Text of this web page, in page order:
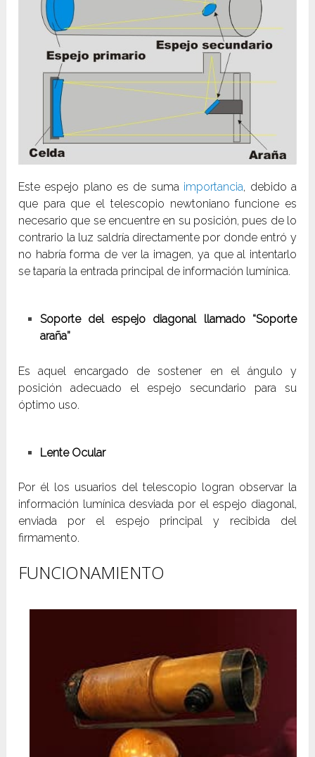
Este espejo plano es de suma importancia, debido a
que para que el telescopio newtoniano funcione es
necesario que se encuentre en su posición, pues de lo
contrario la luz saldría directamente por donde entró y
no habría forma de ver la imagen, ya que al intentarlo
se taparía la entrada principal de información lumínica.
Soporte del espejo diagonal llamado “Soporte
araña”
Es aquel encargado de sostener en el ángulo y
posición adecuado el espejo secundario para su
óptimo uso.
Lente Ocular
Por él los usuarios del telescopio logran observar la
información lumínica desviada por el espejo diagonal,
enviada por el espejo principal y recibida del
firmamento.
FUNCIONAMIENTO